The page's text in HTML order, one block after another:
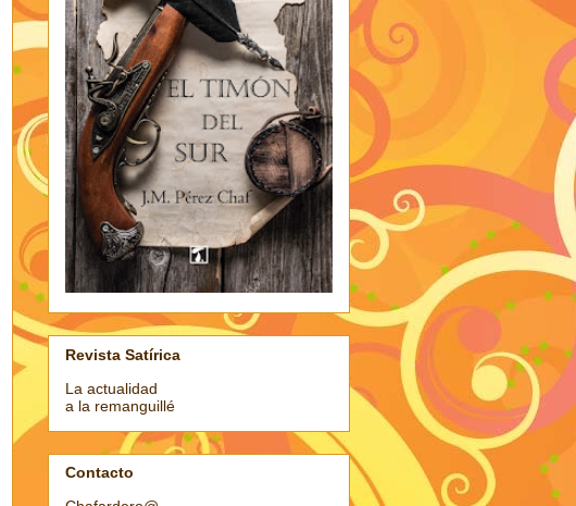
Revista Satírica
La actualidad
a la remanguillé
Contacto